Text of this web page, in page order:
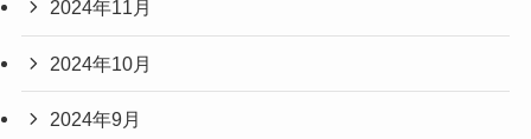
2024年11月
2024年10月
2024年9月